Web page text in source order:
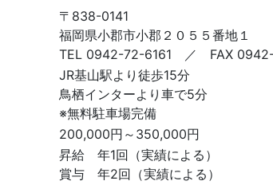
〒838-0141
福岡県小郡市小郡２０５５番地１
TEL 0942-72-6161 ／ FAX
JR基山駅より徒歩15分
鳥栖インターより車で5分
※無料駐車場完備
200,000円～350,000円
昇給 年1回（実績による）
賞与 年2回（実績による）